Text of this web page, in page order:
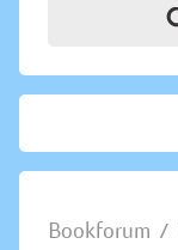
Bookforum /